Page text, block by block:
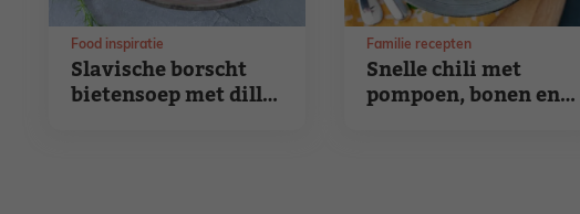
Slavische borscht
bietensoep met dille
Food inspiratie
Snelle chili met
pompoen, bonen en
Familie recepten